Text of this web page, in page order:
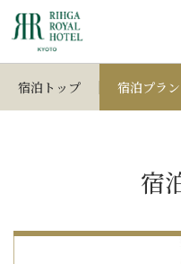
宿泊トップ 宿泊プラン
宿